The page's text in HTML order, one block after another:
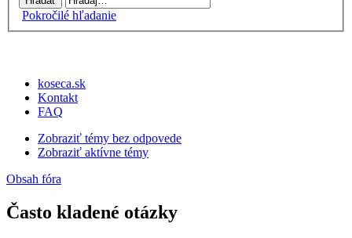
Pokročilé hľadanie
koseca.sk
Kontakt
FAQ
Zobraziť témy bez odpovede
Zobraziť aktívne témy
Obsah fóra
Často kladené otázky